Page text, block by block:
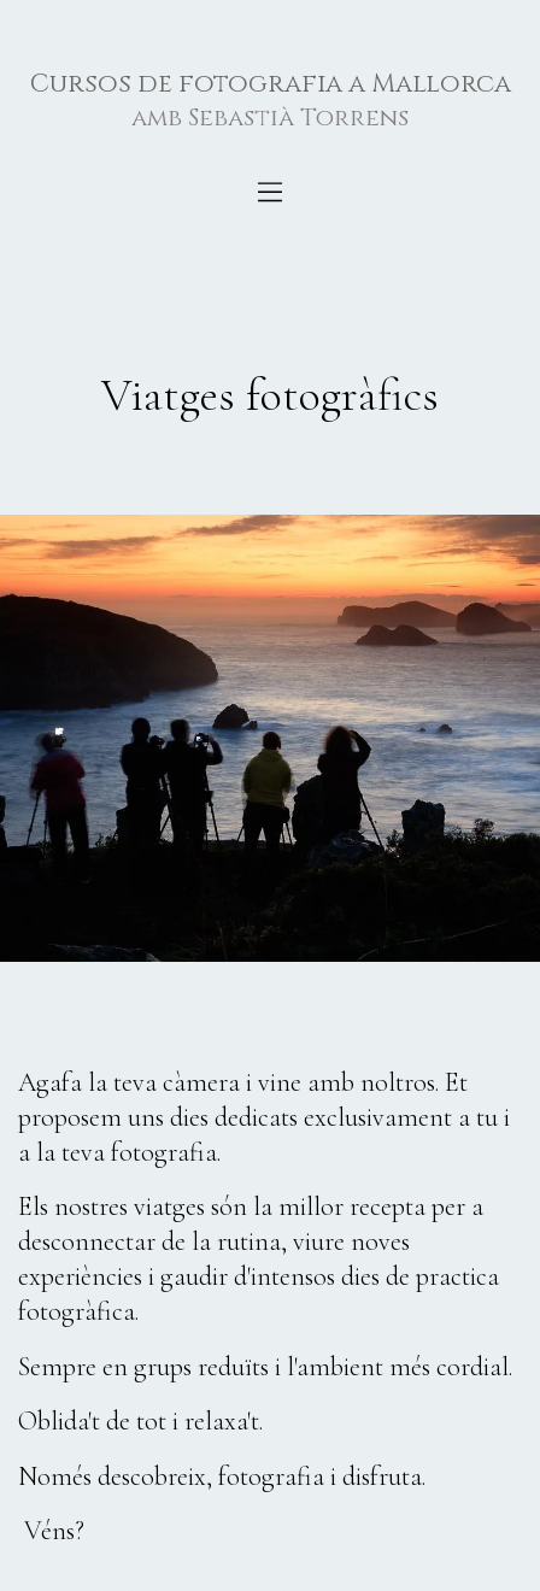
Cursos de fotografia a Mallorca
amb Sebastià Torrens
Viatges fotogràfics
Agafa la teva càmera i vine amb noltros. Et
proposem uns dies dedicats exclusivament a tu i
a la teva fotografia.
Els nostres viatges són la millor recepta per a
desconnectar de la rutina, viure noves
experiències i gaudir d'intensos dies de practica
fotogràfica.
Sempre en grups reduïts i l'ambient més cordial.
Oblida't de tot i relaxa't.
Només descobreix, fotografia i disfruta.
Véns?